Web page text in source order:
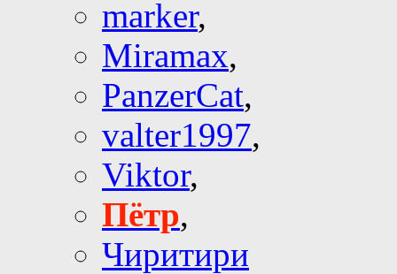
marker,
Miramax,
PanzerCat,
valter1997,
Viktor,
Пётр,
Чиритири